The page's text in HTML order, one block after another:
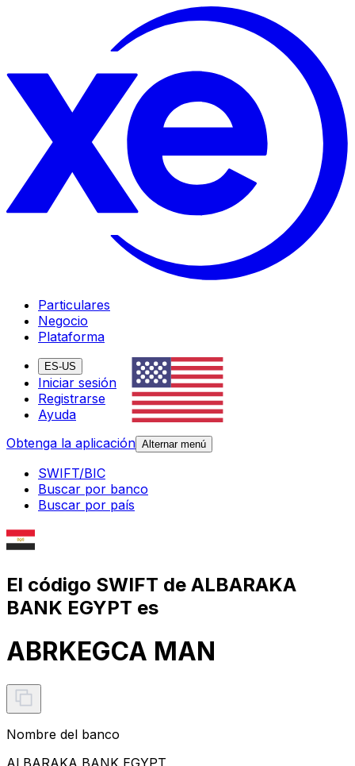
Particulares
Negocio
Plataforma
ES-US
Iniciar sesión
Registrarse
Ayuda
Obtenga la aplicación Alternar menú
SWIFT/BIC
Buscar por banco
Buscar por país
El código SWIFT de ALBARAKA
BANK EGYPT es
ABRKEGCA MAN
Nombre del banco
ALBARAKA BANK EGYPT